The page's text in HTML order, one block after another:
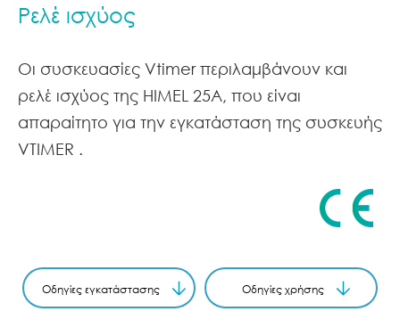
Ρελέ ισχύος
Οι συσκευασίες Vtimer περιλαμβάνουν και
ρελέ ισχύος της ΗΙΜΕL 25A, που είναι
απαραίτητο για την εγκατάσταση της συσκευής
VTIMER .
Οδηγίες εγκατάστασης Οδηγίες χρήσης